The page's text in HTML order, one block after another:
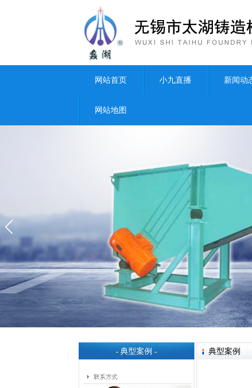
网站首页 小九直播 新闻动
网站地图
- 典型案例 - 典型案例